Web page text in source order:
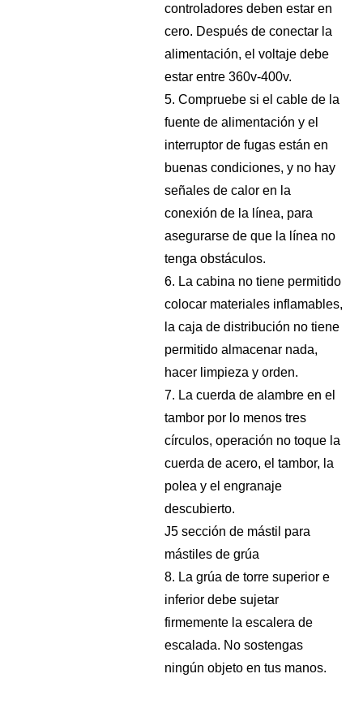
controladores deben estar en
cero. Después de conectar la
alimentación, el voltaje debe
estar entre 360v-400v.
5. Compruebe si el cable de la
fuente de alimentación y el
interruptor de fugas están en
buenas condiciones, y no hay
señales de calor en la
conexión de la línea, para
asegurarse de que la línea no
tenga obstáculos.
6. La cabina no tiene permitido
colocar materiales inflamables,
la caja de distribución no tiene
permitido almacenar nada,
hacer limpieza y orden.
7. La cuerda de alambre en el
tambor por lo menos tres
círculos, operación no toque la
cuerda de acero, el tambor, la
polea y el engranaje
descubierto.
J5 sección de mástil para
mástiles de grúa
8. La grúa de torre superior e
inferior debe sujetar
firmemente la escalera de
escalada. No sostengas
ningún objeto en tus manos.